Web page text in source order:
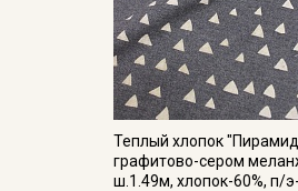
Теплый хлопок
графитово-сером
ш.1.49м, хлопок-60%, п/